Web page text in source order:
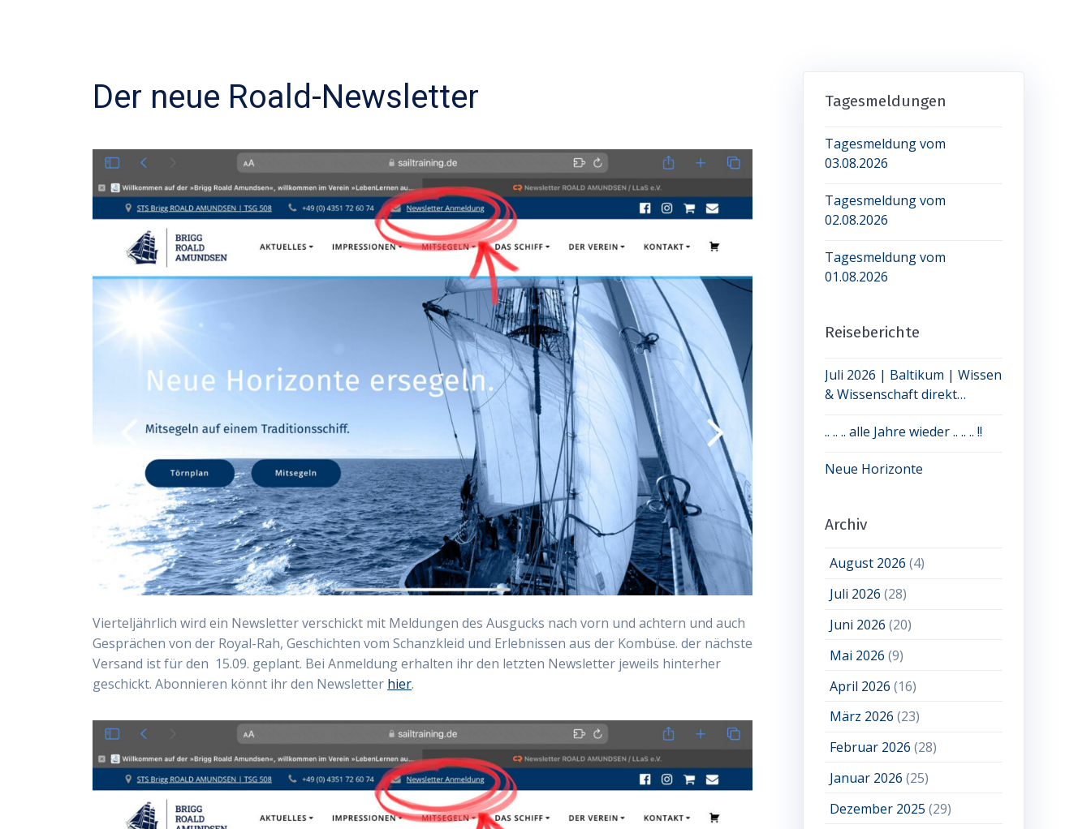
Der neue Roald-Newsletter
Vierteljährlich wird ein Newsletter verschickt mit Meldungen des Ausgucks nach vorn und achtern und auch
Gesprächen von der Royal-Rah, Geschichten vom Schanzkleid und Erlebnissen aus der Kombüse. der nächste
Versand ist für den 15.09. geplant. Bei Anmeldung erhalten ihr den letzten Newsletter jeweils hinterher
geschickt. Abonnieren könnt ihr den Newsletter hier.
Tagesmeldungen
Tagesmeldung vom
03.08.2026
Tagesmeldung vom
02.08.2026
Tagesmeldung vom
01.08.2026
Reiseberichte
Juli 2026 | Baltikum | Wissen
& Wissenschaft direkt
.. .. .. alle Jahre wieder .. .. .. !!
Neue Horizonte
Archiv
August 2026 (4)
Juli 2026 (28)
Juni 2026 (20)
Mai 2026 (9)
April 2026 (16)
März 2026 (23)
Februar 2026 (28)
Januar 2026 (25)
Dezember 2025 (29)